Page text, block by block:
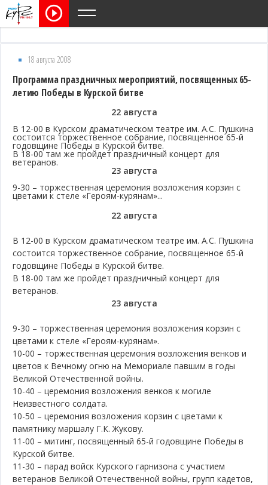
18 августа 2008
Программа праздничных мероприятий, посвященных 65-
летию Победы в Курской битве
22 августа
В 12-00 в Курском драматическом театре им. А.С. Пушкина
состоится торжественное собрание, посвященное 65-й
годовщине Победы в Курской битве.
В 18-00 там же пройдет праздничный концерт для
ветеранов.
23 августа
9-30 – торжественная церемония возложения корзин с
цветами к стеле «Героям-курянам»...
22 августа
В 12-00 в Курском драматическом театре им. А.С. Пушкина
состоится торжественное собрание, посвященное 65-й
годовщине Победы в Курской битве.
В 18-00 там же пройдет праздничный концерт для
ветеранов.
23 августа
9-30 – торжественная церемония возложения корзин с
цветами к стеле «Героям-курянам».
10-00 – торжественная церемония возложения венков и
цветов к Вечному огню на Мемориале павшим в годы
Великой Отечественной войны.
10-40 – церемония возложения венков к могиле
Неизвестного солдата.
10-50 – церемония возложения корзин с цветами к
памятнику маршалу Г.К. Жукову.
11-00 – митинг, посвященный 65-й годовщине Победы в
Курской битве.
11-30 – парад войск Курского гарнизона с участием
ветеранов Великой Отечественной войны, групп кадетов,